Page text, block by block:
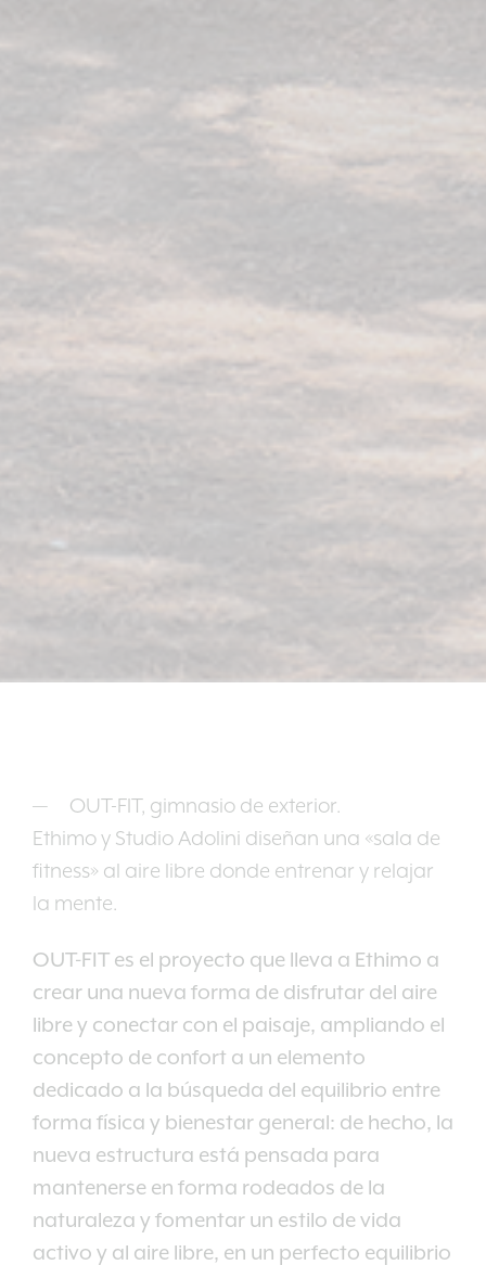
OUT-FIT, gimnasio de exterior.
Ethimo y Studio Adolini diseñan una «sala de
fitness» al aire libre donde entrenar y relajar
la mente.
OUT-FIT es el proyecto que lleva a Ethimo a
crear una nueva forma de disfrutar del aire
libre y conectar con el paisaje, ampliando el
concepto de confort a un elemento
dedicado a la búsqueda del equilibrio entre
forma física y bienestar general: de hecho, la
nueva estructura está pensada para
mantenerse en forma rodeados de la
naturaleza y fomentar un estilo de vida
activo y al aire libre, en un perfecto equilibrio